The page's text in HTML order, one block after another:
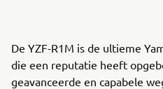
De YZF-R1M is de ultieme
die een reputatie heeft
geavanceerde en capabele